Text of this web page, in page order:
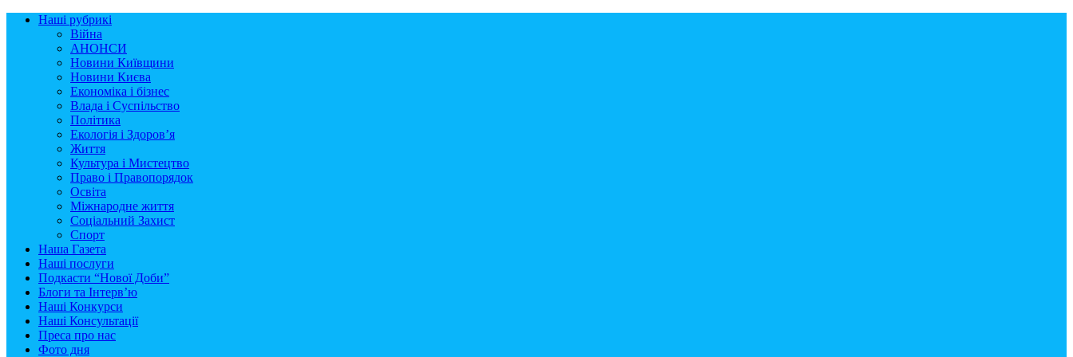
Наші рубрикі
Війна
АНОНСИ
Новини Київщини
Новини Києва
Економіка і бізнес
Влада і Суспільство
Політика
Екологія і Здоров’я
Життя
Культура і Мистецтво
Право і Правопорядок
Освіта
Міжнародне життя
Соціальний Захист
Спорт
Наша Газета
Наші послуги
Подкасти “Нової Доби”
Блоги та Інтерв’ю
Наші Конкурси
Наші Консультації
Преса про нас
Фото дня